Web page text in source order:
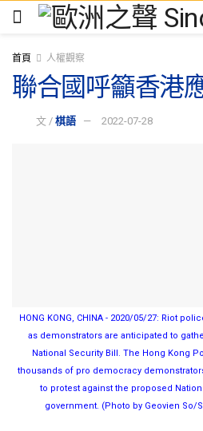
首頁 人權觀察
聯合國呼籲香港
文 / 棋語 2022-07-28
HONG KONG, CHINA - 2020/05/27: Riot
as demonstrators are anticipated to
National Security Bill. The Hong Kong
thousands of pro democracy
to protest against the proposed
government. (Photo by Geovien So/